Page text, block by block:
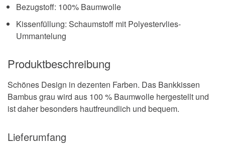
Bezugstoff: 100% Baumwolle
Kissenfüllung: Schaumstoff mit Polyestervlies-
Ummantelung
Produktbeschreibung
Schönes Design in dezenten Farben. Das Bankkissen
Bambus grau wird aus 100 % Baumwolle hergestellt und
ist daher besonders hautfreundlich und bequem.
Lieferumfang